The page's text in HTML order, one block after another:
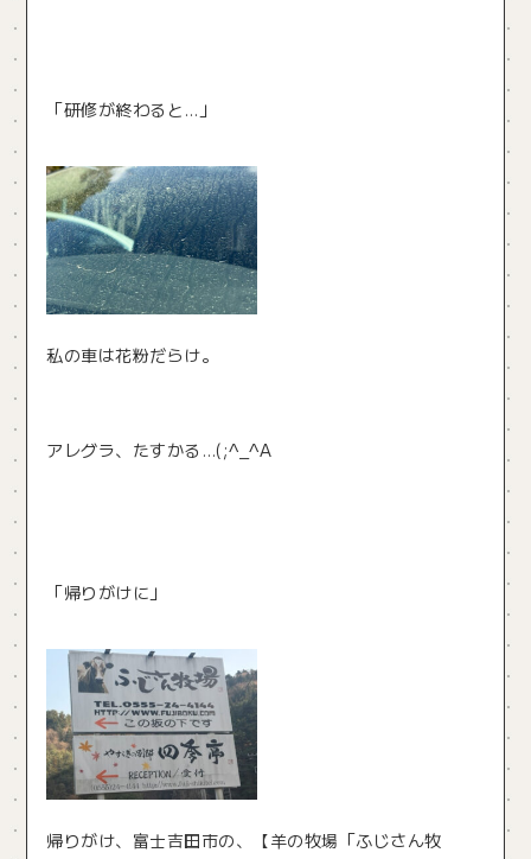
「研修が終わると…」
私の車は花粉だらけ。
アレグラ、たすかる…(;^_^A
「帰りがけに」
帰りがけ、富士吉田市の、【羊の牧場「ふじさん牧